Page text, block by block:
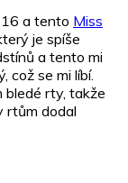
a tento Miss
je spíše
a tento mi
což se mi líbí.
bledé rty, takže
rtům dodal